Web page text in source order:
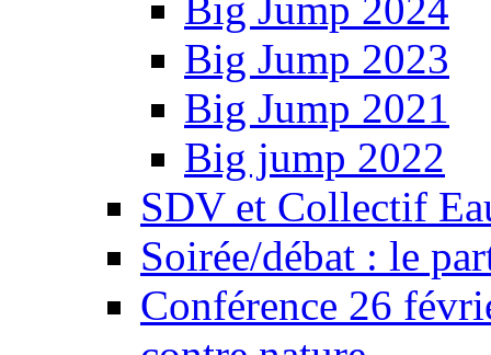
Big Jump 2024
Big Jump 2023
Big Jump 2021
Big jump 2022
SDV et Collectif
Soirée/débat : le
Conférence 26